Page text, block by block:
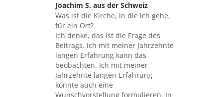
Joachim S. aus der Schweiz
sagte:
Was ist die Kirche, in die ich gehe,
für ein Ort?
Ich denke, das ist die Frage des
Beitrags. Ich mit meiner Jahrzehnte
langen Erfahrung kann das
beobachten. Ich mit meiner
Jahrzehnte langen Erfahrung
könnte auch eine
Wunschvorstellung formulieren. In